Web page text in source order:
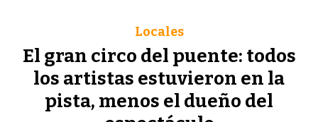
El gran circo del puente: todos
los artistas estuvieron en la
pista, menos el dueño del
Locales